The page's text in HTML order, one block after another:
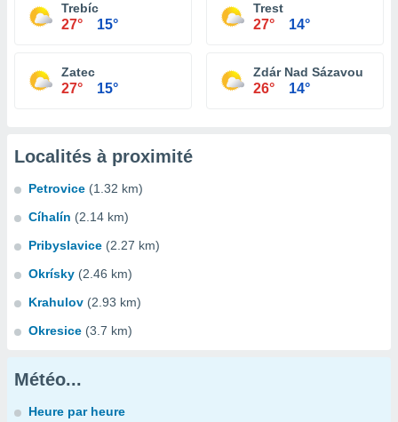
Trebíc
27° 15°
Trest
27° 14°
Zatec
27° 15°
Zdár Nad Sázavou
26° 14°
Localités à proximité
Petrovice (1.32 km)
Cíhalín (2.14 km)
Pribyslavice (2.27 km)
Okrísky (2.46 km)
Krahulov (2.93 km)
Okresice (3.7 km)
Météo...
Heure par heure